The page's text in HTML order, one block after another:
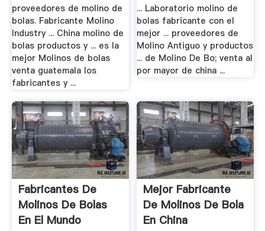
proveedores de molino de
bolas. Fabricante Molino
Industry ... China molino de
bolas productos y ... es la
mejor Molinos de bolas
venta guatemala los
fabricantes y ...
... Laboratorio molino de
bolas fabricante con el
mejor ... proveedores de
Molino Antiguo y productos
... de Molino De Bo; venta al
por mayor de china ...
Fabricantes De
Molinos De Bolas
En El Mundo
Mejor Fabricante
De Molinos De Bola
En China